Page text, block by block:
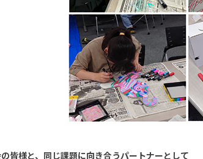
皆様と、同じ課題に向き合うパートナーとして